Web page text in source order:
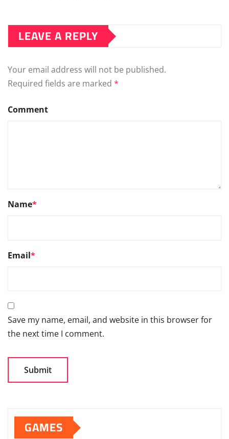
LEAVE A REPLY
Your email address will not be published.
Required fields are marked *
Comment
Name*
Email*
Save my name, email, and website in this browser for
the next time I comment.
GAMES